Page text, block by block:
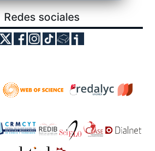
Redes sociales